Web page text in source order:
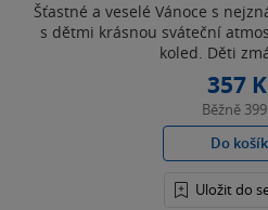
Šťastné a veselé Vánoce s
s dětmi krásnou sváteční
koled. Děti
357
Běžně
Do
Uložit do